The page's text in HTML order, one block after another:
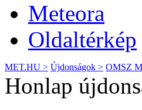
Meteora
Oldaltérkép
MET.HU > Újdonságok > OMSZ
Honlap